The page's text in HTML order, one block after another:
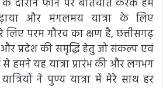
के दौरान फोन पर बातचीत करके हम
और मंगलमय यात्रा के लिए
लिए परम गौरव का क्षण है, छत्तीसगढ़
प्रदेश की समृद्धि हेतु जो संकल्प एवं
हमने यह यात्रा प्रारंभ की और लगभग
ने पुण्य यात्रा में मेरे साथ हर